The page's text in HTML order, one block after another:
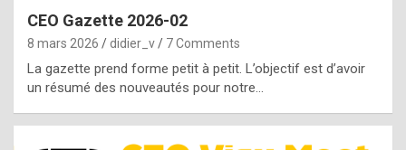
g
e
n
u
i
CEO Gazette 2026-02
8 mars 2026 didier_v 7 Comments
La gazette prend forme petit à petit. L’objectif est d’avoir
un résumé des nouveautés pour notre…